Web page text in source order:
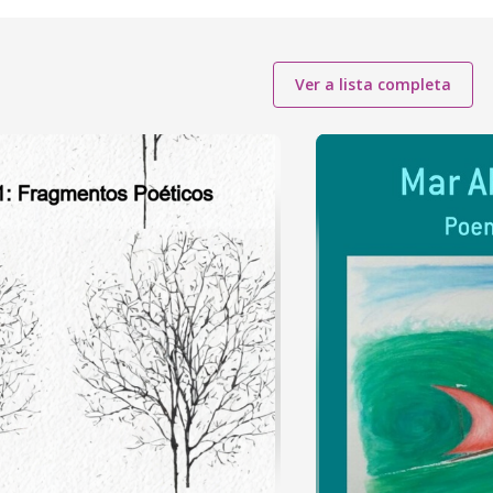
Ver a lista completa